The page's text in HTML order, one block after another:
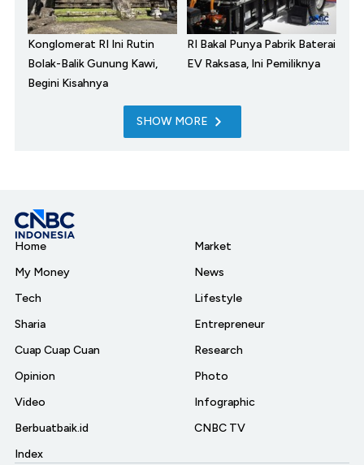
Konglomerat RI Ini Rutin
Bolak-Balik Gunung Kawi,
Begini Kisahnya
RI Bakal Punya Pabrik Baterai
EV Raksasa, Ini Pemiliknya
SHOW MORE
Home
My Money
Tech
Sharia
Cuap Cuap Cuan
Opinion
Video
Berbuatbaik.id
Index
Market
News
Lifestyle
Entrepreneur
Research
Photo
Infographic
CNBC TV